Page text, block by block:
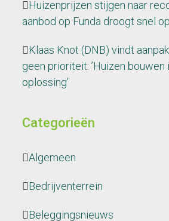
Huizenprijzen stijgen naar
aanbod op Funda droogt snel op
Klaas Knot (DNB) vindt
geen prioriteit: ’Huizen bouwen
oplossing’
Categorieën
Algemeen
Bedrijventerrein
Beleggingsnieuws